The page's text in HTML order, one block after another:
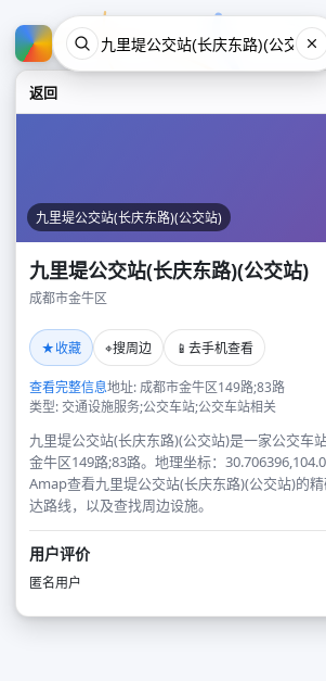
返回
九里堤公交站(长庆东路)(公交站)
九里堤公交站(长庆东路)(公交站)
成都市金牛区
★收藏 ⌖搜周边 📱 去手机查看
查看完整信息地址: 成都市金牛区149路;83路
类型: 交通设施服务;公交车站;公交车站相关
九里堤公交站(长庆东路)(公交站)是一家公交车
金牛区149路;83路。地理坐标：
Amap查看九里堤公交站(长庆东路)(公交站)的
达路线，以及查找周边设施。
用户评价
匿名用户
九